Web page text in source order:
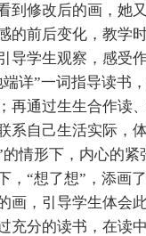
到修改后的画，她
的前后变化，教学
导学生观察，感受
详”一词指导读书
再通过生生合作读
系自己生活实际，
情形下，内心的紧
，“想了想”，添画
画，引导学生体会
充分的读书，在读